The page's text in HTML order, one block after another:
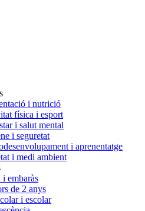
i nutrició
física i esport
i salut mental
i seguretat
i aprenentatge
i medi ambient
i embaràs
de 2 anys
i escolar